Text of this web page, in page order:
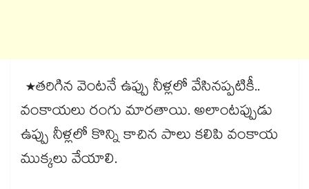
*తరిగిన వెంటనే ఉప్పు నీళ్లలో వేసినప్పటికీ..
వంకాయలు రంగు మారతాయి. అలాంటప్పుడు
ఉప్పు నీళ్లలో కొన్ని కాచిన పాలు కలిపి వంకాయ
ముక్కలు వేయాలి.